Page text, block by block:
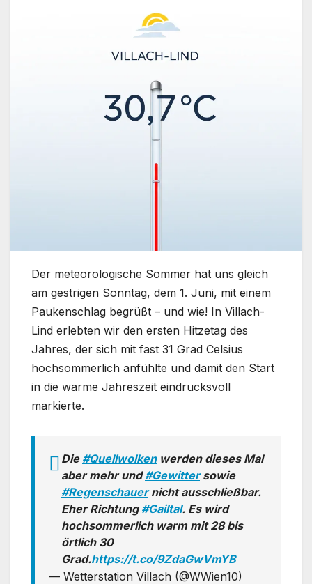
Der meteorologische Sommer hat uns gleich
am gestrigen Sonntag, dem 1. Juni, mit einem
Paukenschlag begrüßt – und wie! In Villach-
Lind erlebten wir den ersten Hitzetag des
Jahres, der sich mit fast 31 Grad Celsius
hochsommerlich anfühlte und damit den Start
in die warme Jahreszeit eindrucksvoll
markierte.
Die #Quellwolkenwerden dieses Mal
aber mehr und#Gewittersowie
#Regenschauernicht ausschließbar.
Eher Richtung#Gailtal. Es wird
hochsommerlich warm mit 28 bis
örtlich 30
Grad.https://t.co/9ZdaGwVmYB
— Wetterstation Villach (@WWien10)